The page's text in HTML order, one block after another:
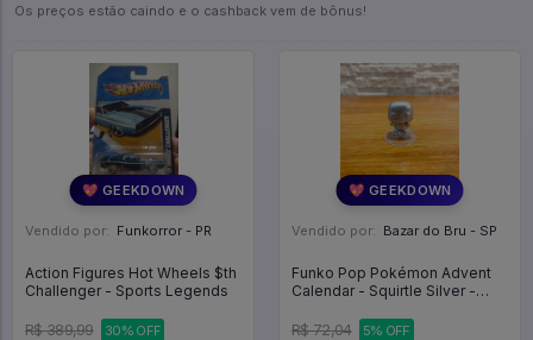
Os preços estão caindo e o cashback vem de bônus!
💖 GEEKDOWN
Vendido por: Funkorror - PR
Action Figures Hot Wheels $th
Challenger - Sports Legends
R$ 389,99 30% OFF
💖 GEEKDOWN
Vendido por: Bazar do Bru - SP
Funko Pop Pokémon Advent
Calendar - Squirtle Silver -
R$ 72,04
5% OFF